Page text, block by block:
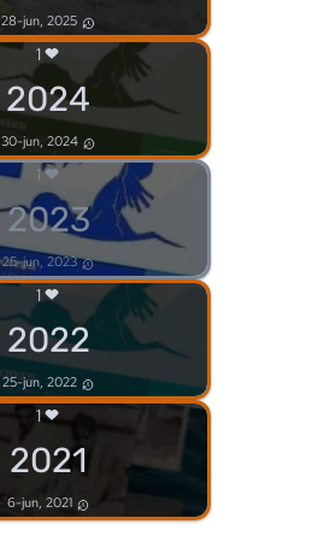
28-jun, 2025
1
2024
30-jun, 2024
1
2023
25-jun, 2023
1
2022
25-jun, 2022
1
2021
6-jun, 2021